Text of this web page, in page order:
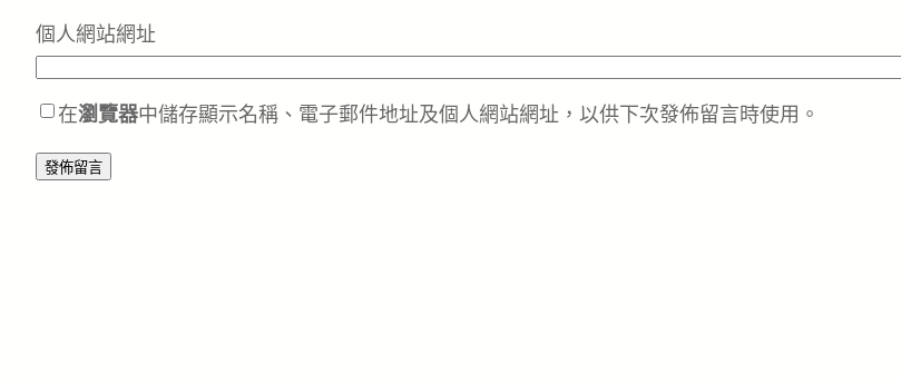
個人網站網址
在瀏覽器中儲存顯示名稱、電子郵件地址及個人網站網址，以供下次發佈留言時使用。